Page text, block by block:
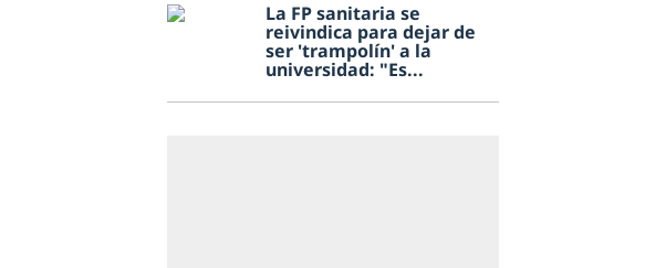
La FP sanitaria se
reivindica para dejar de
ser 'trampolín' a la
universidad: "Es...